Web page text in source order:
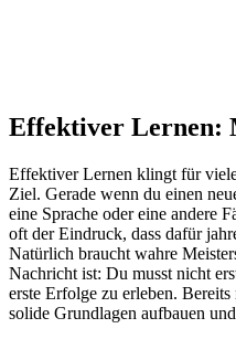
Effektiver Lernen:
Effektiver Lernen klingt für
Ziel. Gerade wenn du einen
eine Sprache oder eine andere
oft der Eindruck, dass dafür
Natürlich braucht wahre
Nachricht ist: Du musst nicht
erste Erfolge zu erleben.
solide Grundlagen aufbauen